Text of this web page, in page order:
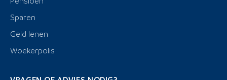
Sparen
Geld lenen
Woekerpolis